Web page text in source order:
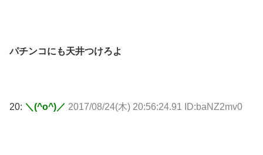
パチンコにも天井つけろよ
20: ＼(^o^)／ 2017/08/24(木) 20:56:24.91 ID:baNZ2mv0